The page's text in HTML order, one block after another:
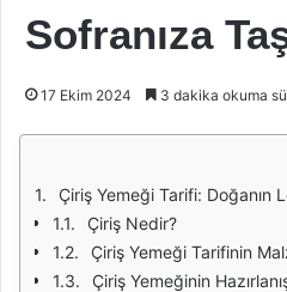
Sofranıza
17 Ekim 2024 3 dakika okuma
Çiriş Yemeği Tarifi: Doğanın
Çiriş Nedir?
Çiriş Yemeği Tarifinin
Çiriş Yemeğinin